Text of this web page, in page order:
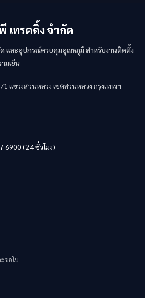
เทรดดิ้ง จำกัด
ด และอุปกรณ์ควบคุมอุณหภูมิ สำหรับงานติดตั้ง
มเย็น
แขวงสวนหลวง เขตสวนหลวง กรุงเทพฯ
6900 (24 ชั่วโมง)
ขอใบ